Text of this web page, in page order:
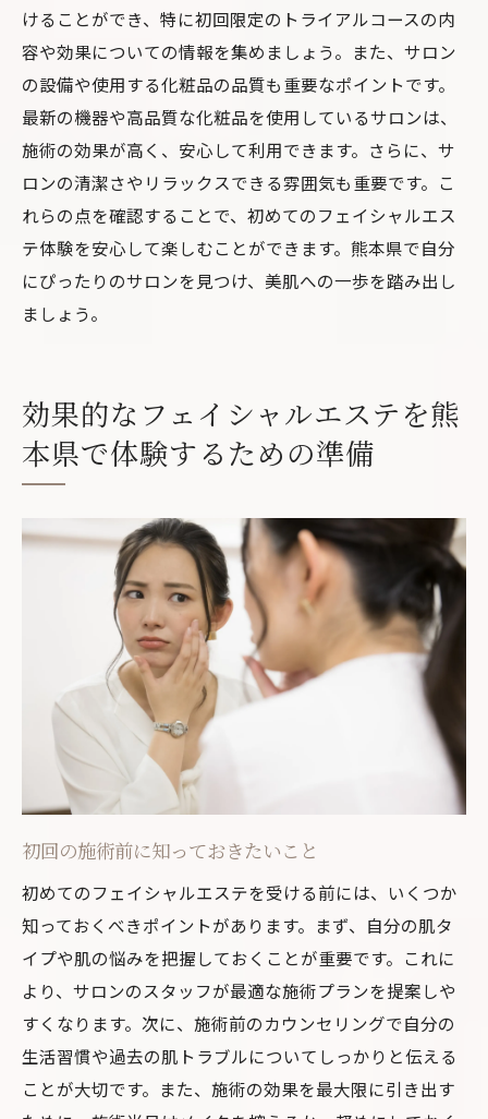
けることができ、特に初回限定のトライアルコースの内
容や効果についての情報を集めましょう。また、サロン
の設備や使用する化粧品の品質も重要なポイントです。
最新の機器や高品質な化粧品を使用しているサロンは、
施術の効果が高く、安心して利用できます。さらに、サ
ロンの清潔さやリラックスできる雰囲気も重要です。こ
れらの点を確認することで、初めてのフェイシャルエス
テ体験を安心して楽しむことができます。熊本県で自分
にぴったりのサロンを見つけ、美肌への一歩を踏み出し
ましょう。
効果的なフェイシャルエステを熊
本県で体験するための準備
初回の施術前に知っておきたいこと
初めてのフェイシャルエステを受ける前には、いくつか
知っておくべきポイントがあります。まず、自分の肌タ
イプや肌の悩みを把握しておくことが重要です。これに
より、サロンのスタッフが最適な施術プランを提案しや
すくなります。次に、施術前のカウンセリングで自分の
生活習慣や過去の肌トラブルについてしっかりと伝える
ことが大切です。また、施術の効果を最大限に引き出す